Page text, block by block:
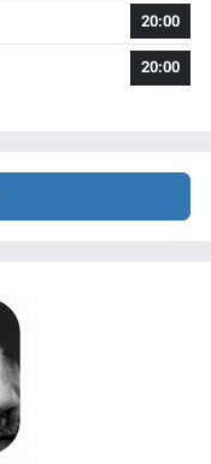
20:00
20:00